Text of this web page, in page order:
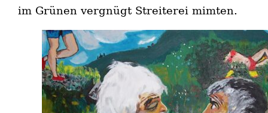
im Grünen vergnügt Streiterei mimten.